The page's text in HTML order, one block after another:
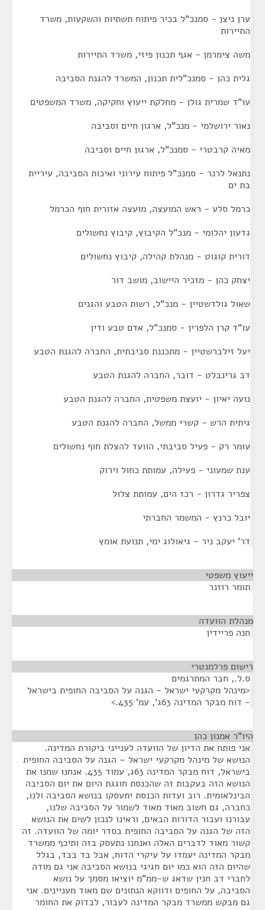
ערן ניצן - סמנכ"ל בכיר פיתוח תשתיות והשקעות, משרד
התיירות
משה צימרמן - אגף תכנון פיזי, משרד התיירות
גלית כהן - סמנכ"לית תכנון, המשרד להגנת הסביבה
עו"ד שמרית גולן - מחלקת ייעוץ וחקיקה, משרד המשפטים
נאור ירושלמי - מנכ"ל, ארגון חיים וסביבה
מאיה קרבטרי - סמנכ"ל, ארגון חיים וסביבה
נתנאל לרנר - סמנכ"ל פיתוח עירוני ואיכות הסביבה, עיריית
בת ים
כרמל סלע - ראש המועצה, מועצה אזורית חוף הכרמל
גדעון יהלומי - מנכ"ל הקיבוץ, קיבוץ נחשולים
דורית קוגוט - מנהלת קהילה, קיבוץ נחשולים
יצחק כהן - מזכיר היישוב, מושב דור
שאול גולדשטיין - מנכ"ל, רשות הטבע והגנים
עו"ד קרן הלפרין - סמנכ"ל, אדם טבע ודין
יעל זילברשטיין - מתכננת סביבתית, החברה להגנת הטבע
דב גרינבלט - דובר, החברה להגנת הטבע
נועה יאיון - יועצת משפטית, החברה להגנת הטבע
גיתית הרש - קשרי ממשל, החברה להגנת הטבע
עומר רק - פעיל סביבתי, הוועד להצלת חוף נחשולים
ענת שמעוני - פעילה, עמותת כחול וירוק
צפריר גדרון - רכז הים, עמותת צלול
יובל כרנץ - המשמר החברתי
דר' יעקב ניר - גיאולוג ימי, תנועת אומץ
ייעוץ משפטי
תומר רוזנר
מנהלת הוועדה
חנה פריידין
רישום פרלמנטרי
ס.ל., חבר המתרגמים
<מינהל מקרקעי ישראל - הגנה על הסביבה החופית בישראל
- דוח מבקר המדינה 63ג', עמ' 435.>
היו"ר אמנון כהן
אני פותח את הדיון של הוועדה לענייני ביקורת המדינה.
הנושא של מינהל מקרקעי ישראל – הגנה על הסביבה החופית
בישראל, דוח מבקר המדינה 63ג, עמוד 435. אנחנו שמנו את
הנושא הזה בעקבות זה שהכנסת חוגגת היום את יום הסביבה
הבינלאומית. רוב ועדות הכנסת יתעסקו בנושא הסביבה ולנו,
כחברה, גם חשוב מאוד מאוד לשמור על הסביבה שלנו,
עבורנו ועבור הדורות הבאים, וראינו לנכון לשים את הנושא
הזה של הגנה על הסביבה החופית בסדר יומה של הוועדה. זה
קשור מאוד לדברים האלה ואנחנו נתעסק בזה ותיכף ממשרד
מבקר המדינה יעמדו על עיקרי הדוח, אבל בד בבד, בגלל
שהיום הזה הוא כמו יום חגיגי בנושא הסביבה אני גם מודה
לחברי דב חנין שדאג ש-ממ"מ יוציאו מסמך על נושא
הסביבה, על החופים ודווקא הנתונים שם מאוד מעניינים. אני
גם מבקש ממשרד מבקר המדינה לעבור, לבדוק את החומר